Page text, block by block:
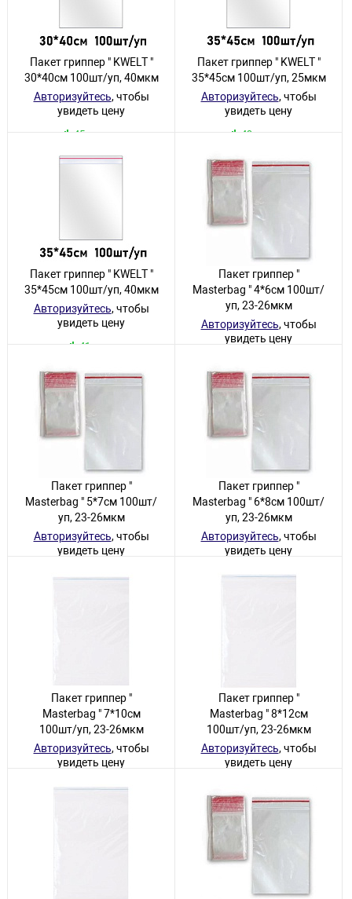
Пакет гриппер " KWELT "
30*40см 100шт/уп, 40мкм
Авторизуйтесь, чтобы
увидеть цену
45 товаров
Пакет гриппер " KWELT "
35*45см 100шт/уп, 25мкм
Авторизуйтесь, чтобы
увидеть цену
49 товаров
Пакет гриппер " KWELT "
35*45см 100шт/уп, 40мкм
Авторизуйтесь, чтобы
увидеть цену
41 товар
Пакет гриппер "
Masterbag " 4*6см 100шт/
уп, 23-26мкм
Авторизуйтесь, чтобы
увидеть цену
Пакет гриппер "
Masterbag " 5*7см 100шт/
уп, 23-26мкм
Авторизуйтесь, чтобы
увидеть цену
Пакет гриппер "
Masterbag " 6*8см 100шт/
уп, 23-26мкм
Авторизуйтесь, чтобы
увидеть цену
195 товаров
Пакет гриппер "
Masterbag " 7*10см
100шт/уп, 23-26мкм
Авторизуйтесь, чтобы
увидеть цену
65 товаров
Пакет гриппер "
Masterbag " 8*12см
100шт/уп, 23-26мкм
Авторизуйтесь, чтобы
увидеть цену